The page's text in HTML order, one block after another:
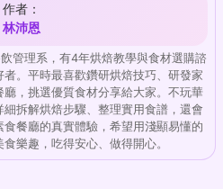
作者：
林沛恩
管理系，有4年烘焙教學與食材選購諮
。平時最喜歡鑽研烘焙技巧、研發家
，挑選優質食材分享給大家。不玩華
拆解烘焙步驟、整理實用食譜，還會
餐廳的真實體驗，希望用淺顯易懂的
樂趣，吃得安心、做得開心。